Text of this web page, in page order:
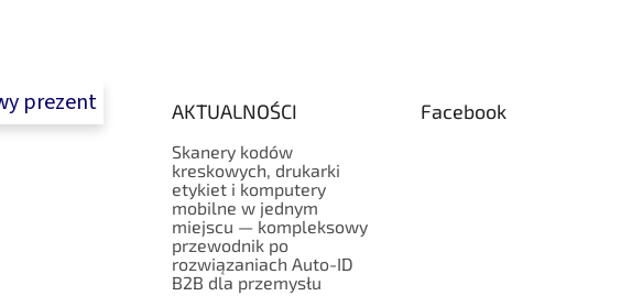
prezent AKTUALNOŚCI
Skanery kodów
kreskowych, drukarki
etykiet i komputery
mobilne w jednym
miejscu — kompleksowy
przewodnik po
rozwiązaniach Auto-ID
B2B dla przemysłu
Facebook